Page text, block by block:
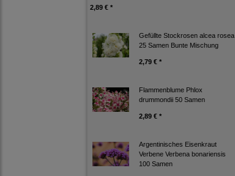
2,89 € *
Gefüllte Stockrosen alcea rosea
25 Samen Bunte Mischung
2,79 € *
Flammenblume Phlox
drummondii 50 Samen
2,89 € *
Argentinisches Eisenkraut
Verbene Verbena bonariensis
100 Samen